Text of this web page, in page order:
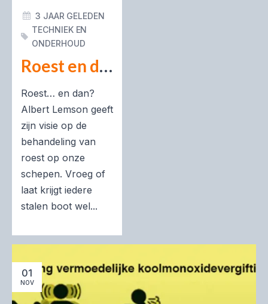
Roest en dan...?
3 JAAR GELEDEN
TECHNIEK EN
ONDERHOUD
Roest… en dan?
Albert Lemson geeft
zijn visie op de
behandeling van
roest op onze
schepen. Vroeg of
laat krijgt iedere
stalen boot wel...
01
NOV